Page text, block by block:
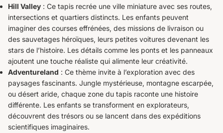
Hill Valley : Ce tapis recrée une ville miniature avec ses routes,
intersections et quartiers distincts. Les enfants peuvent
imaginer des courses effrénées, des missions de livraison ou
des sauvetages héroïques, leurs petites voitures devenant les
stars de l’histoire. Les détails comme les ponts et les panneaux
ajoutent une touche réaliste qui alimente leur créativité.
Adventureland : Ce thème invite à l’exploration avec des
paysages fascinants. Jungle mystérieuse, montagne escarpée,
ou désert aride, chaque zone du tapis raconte une histoire
différente. Les enfants se transforment en explorateurs,
découvrent des trésors ou se lancent dans des expéditions
scientifiques imaginaires.